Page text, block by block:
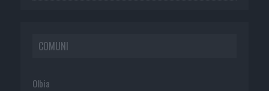
COMUNI
Olbia